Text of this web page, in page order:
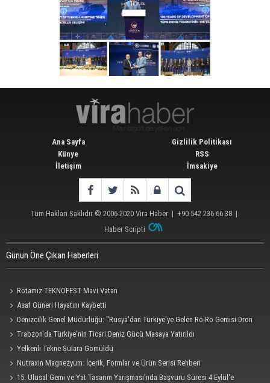
Ana Sayfa
Künye
İletişim
Gizlilik Politikası
RSS
İmsakiye
Tüm Hakları Saklıdır © 2006-2020 Vira Haber | +90 542 236 66 38 |
Haber Scripti
Günün Öne Çıkan Haberleri
Rotamız TEKNOFEST Mavi Vatan
Asaf Güneri Hayatını Kaybetti
Denizcilik Genel Müdürlüğü: "Rusya'dan Türkiye'ye Gelen Ro-Ro Gemisi Dron
Saldırısına Uğradı"
Trabzon'da Türkiye'nin Ticari Deniz Gücü Masaya Yatırıldı
Yelkenli Tekne Sulara Gömüldü
Nutraxin Magnezyum: İçerik, Formlar ve Ürün Serisi Rehberi
15. Ulusal Gemi ve Yat Tasarım Yarışması'nda Başvuru Süresi 4 Eylül'e